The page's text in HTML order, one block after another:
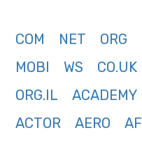
COM NET ORG
MOBI
WS CO.UK
ORG.IL
ACADEMY
ACTOR
AERO